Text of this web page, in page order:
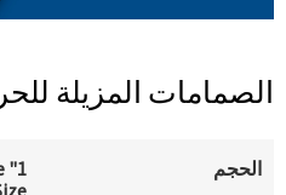
الصمامات المزيلة
الحجم 1" to